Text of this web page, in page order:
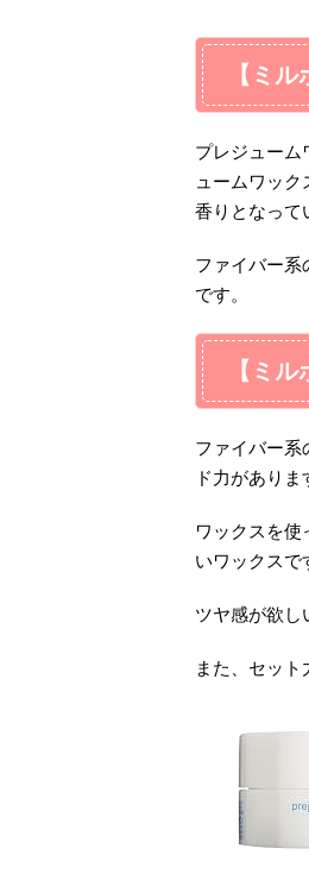
【ミ
プレジューム
ュームワッ
香りとなって
ファイバー系
です。
【ミ
ファイバー系
ド力がありま
ワックスを
いワックスで
ツヤ感が欲し
また、セッ